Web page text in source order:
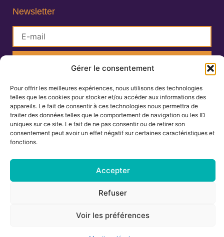
Gérer le consentement
Pour offrir les meilleures expériences, nous utilisons des technologies
telles que les cookies pour stocker et/ou accéder aux informations des
appareils. Le fait de consentir à ces technologies nous permettra de
traiter des données telles que le comportement de navigation ou les ID
uniques sur ce site. Le fait de ne pas consentir ou de retirer son
consentement peut avoir un effet négatif sur certaines caractéristiques et
fonctions.
Accepter
Refuser
Voir les préférences
Newsletter
Lisa Charlin
Praticienne en Ayurveda
06.67.27.25.19
138 avenue de la Royale, résidence les
Tous droits réservés © 2024